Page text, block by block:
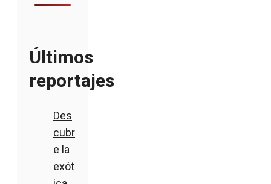
Últimos
reportajes
Des
cubr
e la
exót